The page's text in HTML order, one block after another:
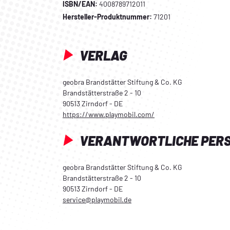
ISBN/EAN: 4008789712011
Hersteller-Produktnummer: 71201
VERLAG
geobra Brandstätter Stiftung & Co. KG
Brandstätterstraße 2 - 10
90513 Zirndorf - DE
https://www.playmobil.com/
VERANTWORTLICHE
geobra Brandstätter Stiftung & Co. KG
Brandstätterstraße 2 - 10
90513 Zirndorf - DE
service@playmobil.de